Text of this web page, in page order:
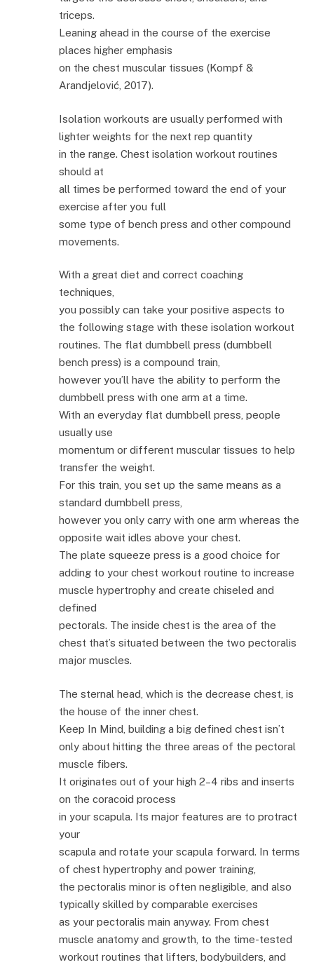
triceps.
Leaning ahead in the course of the exercise
places higher emphasis
on the chest muscular tissues (Kompf &
Arandjelović, 2017).
Isolation workouts are usually performed with
lighter weights for the next rep quantity
in the range. Chest isolation workout routines
should at
all times be performed toward the end of your
exercise after you full
some type of bench press and other compound
movements.
With a great diet and correct coaching
techniques,
you possibly can take your positive aspects to
the following stage with these isolation workout
routines. The flat dumbbell press (dumbbell
bench press) is a compound train,
however you’ll have the ability to perform the
dumbbell press with one arm at a time.
With an everyday flat dumbbell press, people
usually use
momentum or different muscular tissues to help
transfer the weight.
For this train, you set up the same means as a
standard dumbbell press,
however you only carry with one arm whereas the
opposite wait idles above your chest.
The plate squeeze press is a good choice for
adding to your chest workout routine to increase
muscle hypertrophy and create chiseled and
defined
pectorals. The inside chest is the area of the
chest that’s situated between the two pectoralis
major muscles.
The sternal head, which is the decrease chest, is
the house of the inner chest.
Keep In Mind, building a big defined chest isn’t
only about hitting the three areas of the pectoral
muscle fibers.
It originates out of your high 2–4 ribs and inserts
on the coracoid process
in your scapula. Its major features are to protract
your
scapula and rotate your scapula forward. In terms
of chest hypertrophy and power training,
the pectoralis minor is often negligible, and also
typically skilled by comparable exercises
as your pectoralis main anyway. From chest
muscle anatomy and growth, to the time-tested
workout routines that lifters, bodybuilders, and